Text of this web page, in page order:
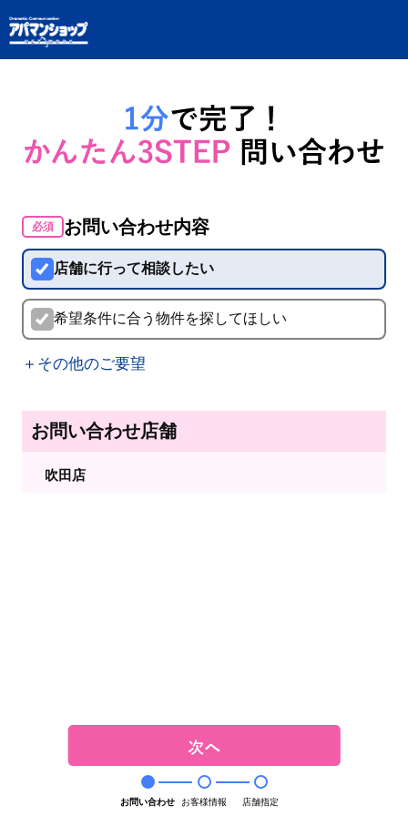
必須 お問い合わせ内容
店舗に行って相談したい
希望条件に合う物件を探してほしい
＋その他のご要望
お問い合わせ店舗
吹田店
お問い合わせ お客様情報 店舗指定